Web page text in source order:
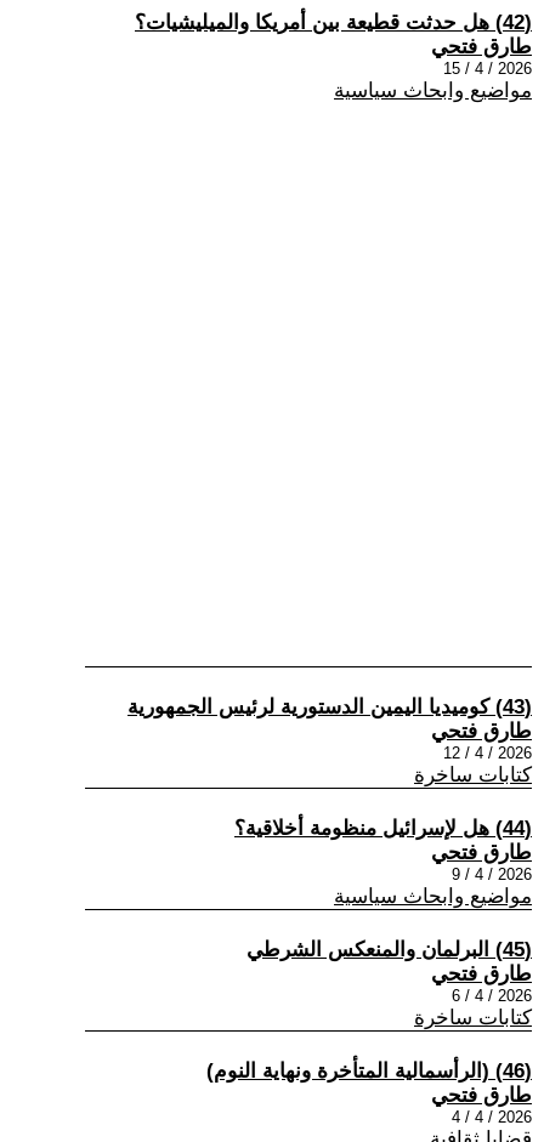
(42) هل حدثت قطيعة بين أمريكا والميليشيات؟
طارق فتحي
2026 / 4 / 15
مواضيع وابحاث سياسية
(43) كوميديا اليمين الدستورية لرئيس الجمهورية
طارق فتحي
2026 / 4 / 12
كتابات ساخرة
(44) هل لإسرائيل منظومة أخلاقية؟
طارق فتحي
2026 / 4 / 9
مواضيع وابحاث سياسية
(45) البرلمان والمنعكس الشرطي
طارق فتحي
2026 / 4 / 6
كتابات ساخرة
(46) (الرأسمالية المتأخرة ونهاية النوم)
طارق فتحي
2026 / 4 / 4